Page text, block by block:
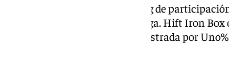
Tras Wolf Revolution, el ranking de
centros de la provincia de Málaga. Hift Iron
24 inscritos, la misma cifra registrada por